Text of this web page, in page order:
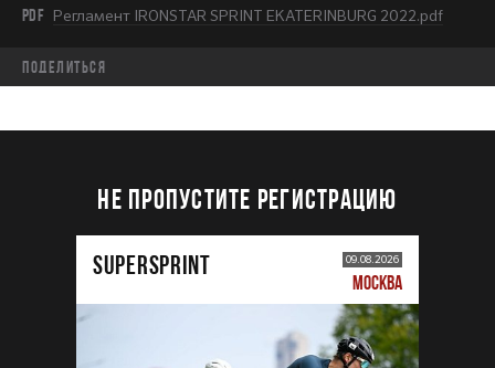
PDF Регламент IRONSTAR SPRINT EKATERINBURG 2022.pdf
Поделиться
НЕ ПРОПУСТИТЕ РЕГИСТРАЦИЮ
SUPERSPRINT 09.08.2026
МОСКВА